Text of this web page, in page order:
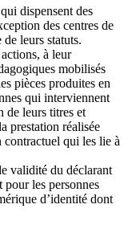
dispensent des
des centres de
leurs statuts.
à leur
mobilisés
pièces produites en
qui interviennent
de leurs titres et
prestation réalisée
qui les lie à
validité du déclarant
les personnes
d’identité dont